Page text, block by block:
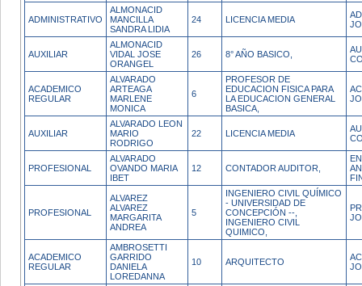
ADMINISTRATIVO
ALMONACID
MANCILLA
SANDRA LIDIA
24 LICENCIA MEDIA
AUXILIAR
ALMONACID
VIDAL JOSE
ORANGEL
26 8° AÑO BASICO,
ACADEMICO
REGULAR
ALVARADO
ARTEAGA
MARLENE
MONICA
6
PROFESOR DE
EDUCACION FISICA PARA
LA EDUCACION GENERAL
BASICA,
AUXILIAR
ALVARADO LEON
MARIO
RODRIGO
22 LICENCIA MEDIA
PROFESIONAL
ALVARADO
OVANDO MARIA
IBET
12 CONTADOR AUDITOR,
PROFESIONAL
ALVAREZ
ALVAREZ
MARGARITA
ANDREA
5
INGENIERO CIVIL QUÍMICO
- UNIVERSIDAD DE
CONCEPCIÓN --,
INGENIERO CIVIL
QUIMICO,
ACADEMICO
REGULAR
AMBROSETTI
GARRIDO
DANIELA
LOREDANNA
10 ARQUITECTO